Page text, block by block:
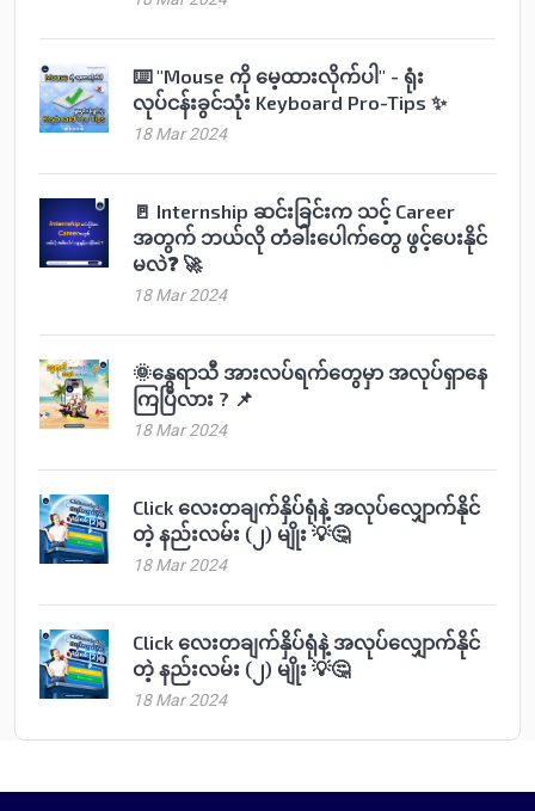
⌨️ "Mouse ကို မေ့ထားလိုက်ပါ" - ရုံး
လုပ်ငန်းခွင်သုံး Keyboard Pro-Tips ✨
18 Mar 2024
🚪 Internship ဆင်းခြင်းက သင့် Career
အတွက် ဘယ်လို တံခါးပေါက်တွေ ဖွင့်ပေးနိုင်
မလဲ❓ 🚀
18 Mar 2024
🌞နွေရာသီ အားလပ်ရက်တွေမှာ အလုပ်ရှာနေ
ကြပြီလား ? 📌
18 Mar 2024
Click လေးတချက်နှိပ်ရုံနဲ့ အလုပ်လျှောက်နိုင်
တဲ့ နည်းလမ်း (၂) မျိုး 💡🤔
18 Mar 2024
Click လေးတချက်နှိပ်ရုံနဲ့ အလုပ်လျှောက်နိုင်
တဲ့ နည်းလမ်း (၂) မျိုး 💡🤔
18 Mar 2024